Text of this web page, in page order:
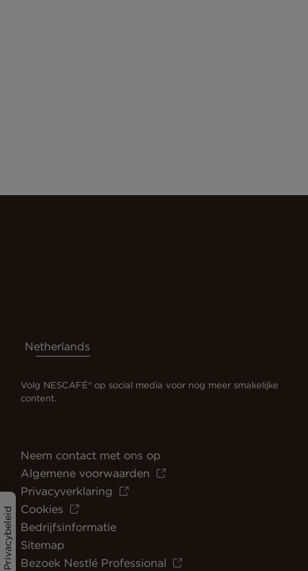
Privacybeleid
Netherlands
Volg NESCAFÉ® op social media voor nog meer smakelijke
content.
Neem contact met ons op
Algemene voorwaarden
Privacyverklaring
Cookies
Bedrijfsinformatie
Sitemap
Bezoek Nestlé Professional